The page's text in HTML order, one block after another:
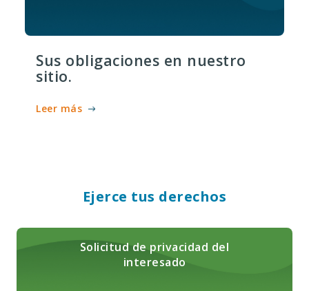
Sus obligaciones en nuestro
sitio.
Leer más
Ejerce tus derechos
Solicitud de privacidad del
interesado